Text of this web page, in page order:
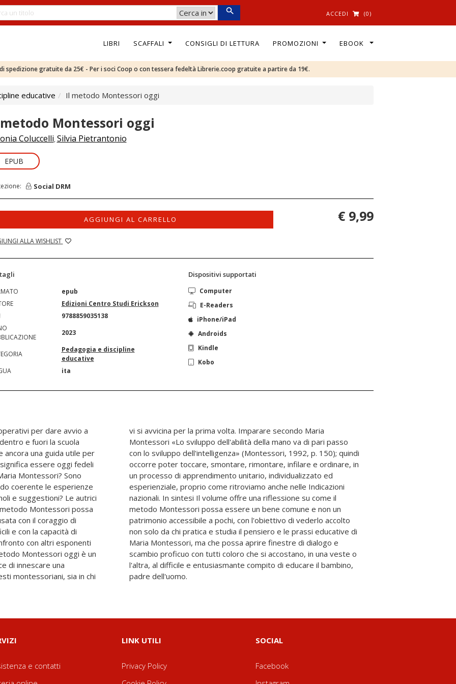
ACCEDI (0)
LIBRI SCAFFALI CONSIGLI DI LETTURA PROMOZIONI EBOOK
spedizione gratuite da 25€ - Per i soci Coop o con tessera fedeltà Librerie.coop gratuite a partire da 19€.
educative Il metodo Montessori oggi
Montessori oggi
Coluccelli, Silvia Pietrantonio
EPUB
Social DRM
AGGIUNGI AL CARRELLO
ALLA WISHLIST
€ 9,99
epub
Edizioni Centro Studi Erickson
9788859035138
2023
Pedagogia e discipline
educative
ita
Dispositivi supportati
Computer
E-Readers
iPhone/iPad
Androids
Kindle
Kobo
per dare avvio a
e fuori la scuola
ancora una guida utile per
essere oggi fedeli
Montessori? Sono
coerente le esperienze
e suggestioni? Le autrici
Montessori possa
con il coraggio di
e con la capacità di
con altri esponenti
di innescare una
montessoriani, sia in chi
secondo Maria
mano va di pari passo
1992, p. 150); quindi
infilare e ordinare, in
individualizzato ed
anche nelle Indicazioni
riflessione su come il
bene comune e non un
di vederlo accolto
le prassi educative di
finestre di dialogo e
educare il bambino,
padre dell'uomo.
e contatti
LINK UTILI
Privacy Policy
SOCIAL
Facebook